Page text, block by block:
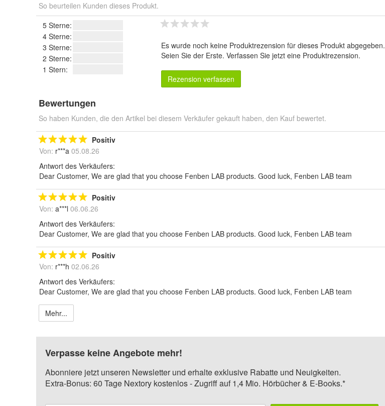
So beurteilen Kunden dieses Produkt.
5 Sterne:
4 Sterne:
3 Sterne:
2 Sterne:
1 Stern:
Es wurde noch keine Produktrezension für dieses Produkt abgegeben.
Seien Sie der Erste. Verfassen Sie jetzt eine Produktrezension.
Rezension verfassen
Bewertungen
So haben Kunden, die den Artikel bei diesem Verkäufer gekauft haben, den Kauf bewertet.
Positiv
Von: r***a 05.08.26
Antwort des Verkäufers:
Dear Customer, We are glad that you choose Fenben LAB products. Good luck, Fenben LAB team
Positiv
Von: a***l 06.06.26
Antwort des Verkäufers:
Dear Customer, We are glad that you choose Fenben LAB products. Good luck, Fenben LAB team
Positiv
Von: r***h 02.06.26
Antwort des Verkäufers:
Dear Customer, We are glad that you choose Fenben LAB products. Good luck, Fenben LAB team
Mehr...
Verpasse keine Angebote mehr!
Abonniere jetzt unseren Newsletter und erhalte exklusive Rabatte und Neuigkeiten.
Extra-Bonus: 60 Tage Nextory kostenlos - Zugriff auf 1,4 Mio. Hörbücher & E-Books.*